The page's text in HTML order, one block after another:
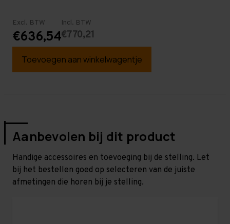
Excl. BTW
€636,54
Incl. BTW
€770,21
Toevoegen aan winkelwagentje
Aanbevolen bij dit product
Handige accessoires en toevoeging bij de stelling. Let
bij het bestellen goed op selecteren van de juiste
afmetingen die horen bij je stelling.